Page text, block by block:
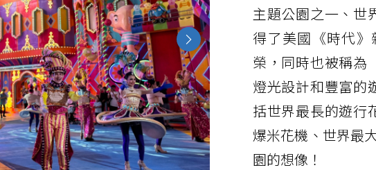
主題公園之一、世
得了美國《時代
榮，同時也被稱為
燈光設計和豐富的
括世界最長的遊行
爆米花機、世界最
園的想像！
Next